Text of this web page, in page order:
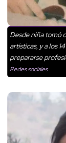
Desde niña tomó
artísticas, y a los
prepararse
Redes sociales